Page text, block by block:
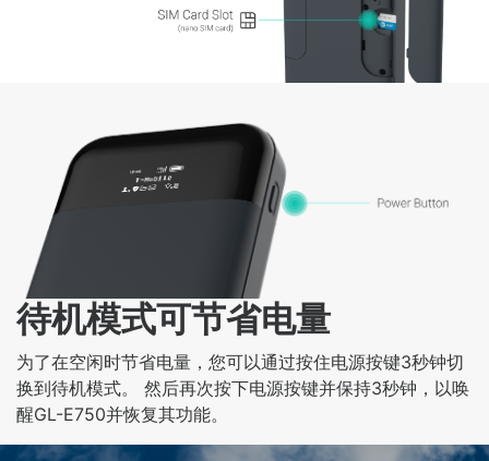
待机模式可节省电量
为了在空闲时节省电量，您可以通过按住电源按键3秒钟切
换到待机模式。 然后再次按下电源按键并保持3秒钟，以唤
醒GL-E750并恢复其功能。